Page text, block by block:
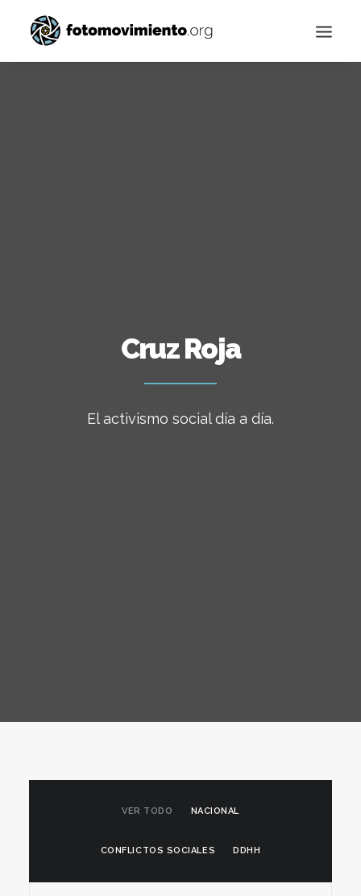
Cruz Roja
El activismo social día a día.
VER TODO NACIONAL
CONFLICTOS SOCIALES DDHH